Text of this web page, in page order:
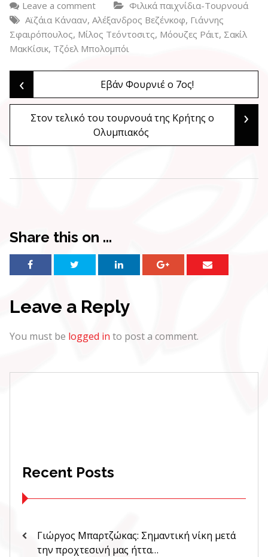
Leave a comment
Φιλικά παιχνίδια-Τουρνουά
Αϊζάια Κάνααν, Αλέξανδρος Βεζένκοφ, Γιάννης
Σφαιρόπουλος, Μίλος Τεόντοσιτς, Μόουζες Ράιτ, Σακίλ
ΜακΚίσικ, Τζόελ Μπολομπόι
Post
navigation
‹ Εβάν Φουρνιέ ο 7ος!
Στον τελικό του τουρνουά της Κρήτης ο
Ολυμπιακός
›
Share this on ...
Leave a Reply
You must be logged in to post a comment.
Recent Posts
Γιώργος Μπαρτζώκας: Σημαντική νίκη μετά
την προχτεσινή μας ήττα…